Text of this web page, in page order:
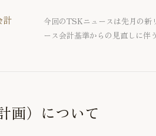
計
今回のTSKニュースは先月の新
ース会計基準からの見直しに伴
画）について